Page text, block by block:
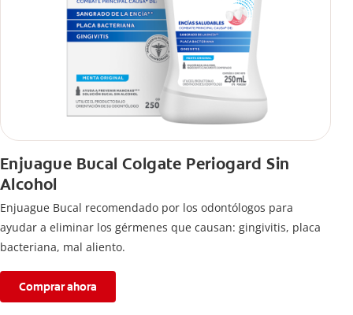
Enjuague Bucal Colgate Periogard Sin
Alcohol
Enjuague Bucal recomendado por los odontólogos para
ayudar a eliminar los gérmenes que causan: gingivitis, placa
bacteriana, mal aliento.
Comprar ahora